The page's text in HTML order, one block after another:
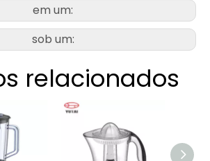
em um:
sob um:
relacionados